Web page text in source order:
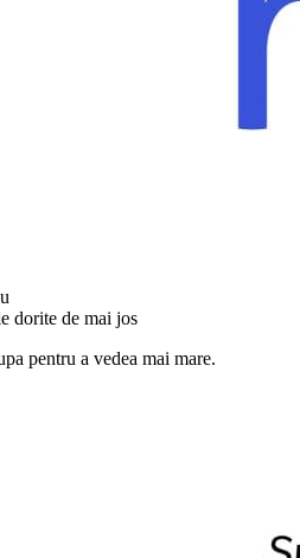
dorite de mai jos
pentru a vedea mai mare.